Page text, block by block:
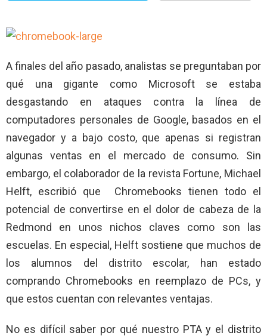
A finales del año pasado, analistas se preguntaban por
qué una gigante como Microsoft se estaba
desgastando en ataques contra la línea de
computadores personales de Google, basados en el
navegador y a bajo costo, que apenas si registran
algunas ventas en el mercado de consumo. Sin
embargo, el colaborador de la revista Fortune, Michael
Helft, escribió que Chromebooks tienen todo el
potencial de convertirse en el dolor de cabeza de la
Redmond en unos nichos claves como son las
escuelas. En especial, Helft sostiene que muchos de
los alumnos del distrito escolar, han estado
comprando Chromebooks en reemplazo de PCs, y
que estos cuentan con relevantes ventajas.
No es difícil saber por qué nuestro PTA y el distrito